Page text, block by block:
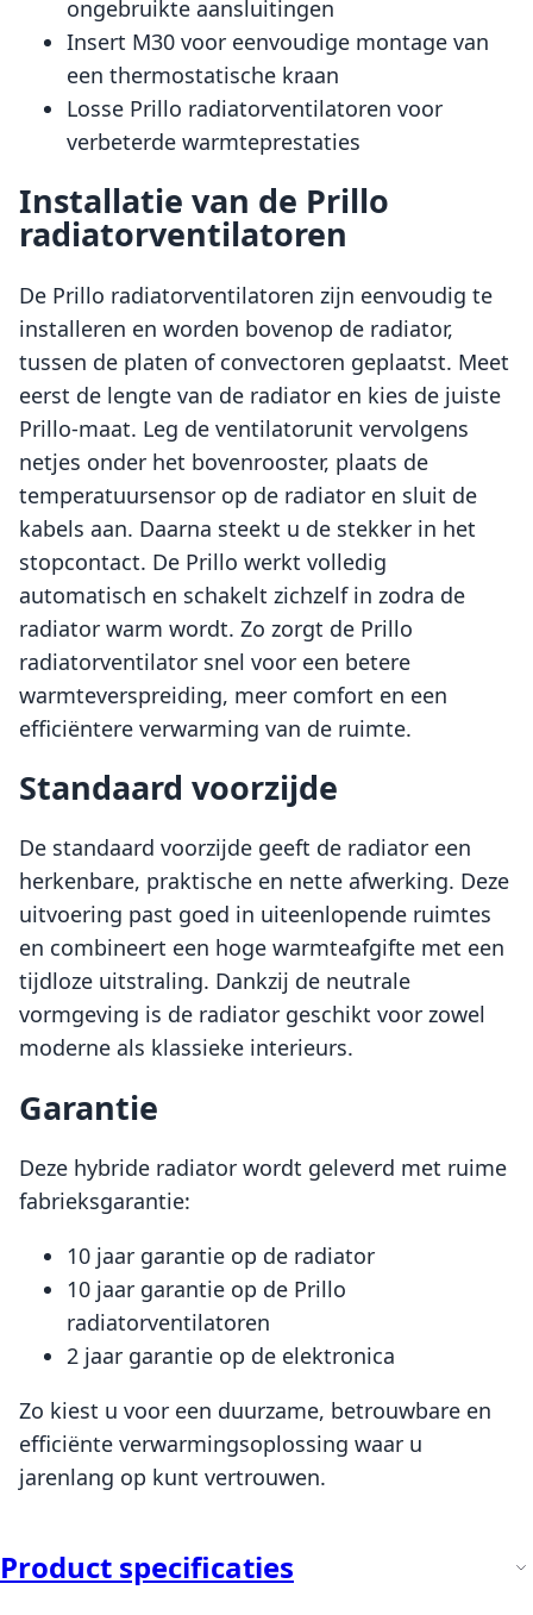
ongebruikte aansluitingen
Insert M30 voor eenvoudige montage van
een thermostatische kraan
Losse Prillo radiatorventilatoren voor
verbeterde warmteprestaties
Installatie van de Prillo
radiatorventilatoren
De Prillo radiatorventilatoren zijn eenvoudig te
installeren en worden bovenop de radiator,
tussen de platen of convectoren geplaatst. Meet
eerst de lengte van de radiator en kies de juiste
Prillo-maat. Leg de ventilatorunit vervolgens
netjes onder het bovenrooster, plaats de
temperatuursensor op de radiator en sluit de
kabels aan. Daarna steekt u de stekker in het
stopcontact. De Prillo werkt volledig
automatisch en schakelt zichzelf in zodra de
radiator warm wordt. Zo zorgt de Prillo
radiatorventilator snel voor een betere
warmteverspreiding, meer comfort en een
efficiëntere verwarming van de ruimte.
Standaard voorzijde
De standaard voorzijde geeft de radiator een
herkenbare, praktische en nette afwerking. Deze
uitvoering past goed in uiteenlopende ruimtes
en combineert een hoge warmteafgifte met een
tijdloze uitstraling. Dankzij de neutrale
vormgeving is de radiator geschikt voor zowel
moderne als klassieke interieurs.
Garantie
Deze hybride radiator wordt geleverd met ruime
fabrieksgarantie:
10 jaar garantie op de radiator
10 jaar garantie op de Prillo
radiatorventilatoren
2 jaar garantie op de elektronica
Zo kiest u voor een duurzame, betrouwbare en
efficiënte verwarmingsoplossing waar u
jarenlang op kunt vertrouwen.
Product specificaties